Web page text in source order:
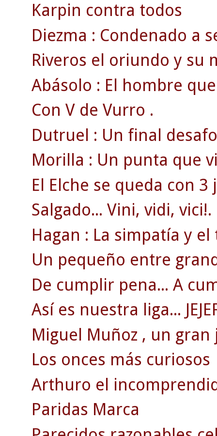
Karpin contra todos
Diezma : Condenado a
Riveros el oriundo y su
Abásolo : El hombre
Con V de Vurro .
Dutruel : Un final
Morilla : Un punta que
El Elche se queda con
Salgado... Vini, vidi, vici!.
Hagan : La simpatía y
Un pequeño entre
De cumplir pena... A
Así es nuestra liga...
Miguel Muñoz , un
Los onces más curiosos
Arthuro el
Paridas Marca